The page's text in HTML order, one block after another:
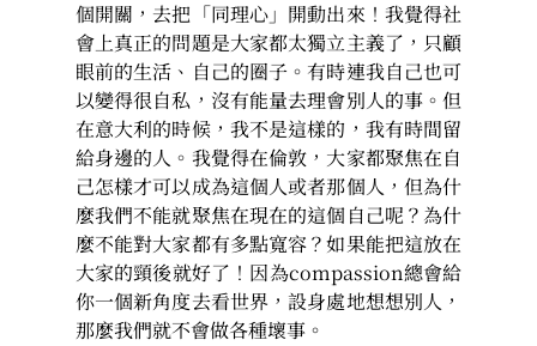
個開關，去把「同理心」開動出來！我覺得社
會上真正的問題是大家都太獨立主義了，只顧
眼前的生活、自己的圈子。有時連我自己也可
以變得很自私，沒有能量去理會別人的事。但
在意大利的時候，我不是這樣的，我有時間留
給身邊的人。我覺得在倫敦，大家都聚焦在自
己怎樣才可以成為這個人或者那個人，但為什
麼我們不能就聚焦在現在的這個自己呢？為什
麼不能對大家都有多點寬容？如果能把這放在
大家的頸後就好了！因為compassion總會給
你一個新角度去看世界，設身處地想想別人，
那麼我們就不會做各種壞事。